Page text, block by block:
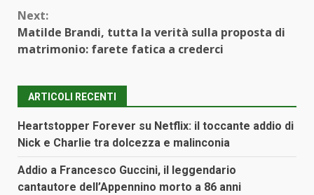
Next:
Matilde Brandi, tutta la verità sulla proposta di
matrimonio: farete fatica a crederci
ARTICOLI RECENTI
Heartstopper Forever su Netflix: il toccante addio di
Nick e Charlie tra dolcezza e malinconia
Addio a Francesco Guccini, il leggendario
cantautore dell’Appennino morto a 86 anni